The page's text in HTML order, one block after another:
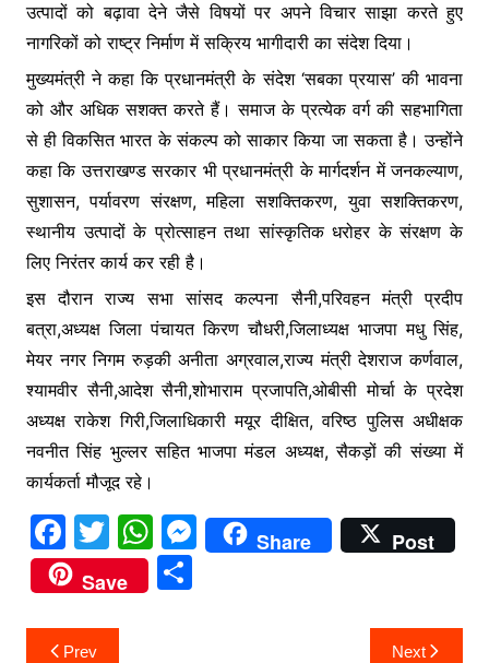
उत्पादों को बढ़ावा देने जैसे विषयों पर अपने विचार साझा करते हुए
नागरिकों को राष्ट्र निर्माण में सक्रिय भागीदारी का संदेश दिया।
मुख्यमंत्री ने कहा कि प्रधानमंत्री के संदेश ‘सबका प्रयास’ की भावना
को और अधिक सशक्त करते हैं। समाज के प्रत्येक वर्ग की सहभागिता
से ही विकसित भारत के संकल्प को साकार किया जा सकता है। उन्होंने
कहा कि उत्तराखण्ड सरकार भी प्रधानमंत्री के मार्गदर्शन में जनकल्याण,
सुशासन, पर्यावरण संरक्षण, महिला सशक्तिकरण, युवा सशक्तिकरण,
स्थानीय उत्पादों के प्रोत्साहन तथा सांस्कृतिक धरोहर के संरक्षण के
लिए निरंतर कार्य कर रही है।
इस दौरान राज्य सभा सांसद कल्पना सैनी,परिवहन मंत्री प्रदीप
बत्रा,अध्यक्ष जिला पंचायत किरण चौधरी,जिलाध्यक्ष भाजपा मधु सिंह,
मेयर नगर निगम रुड़की अनीता अग्रवाल,राज्य मंत्री देशराज कर्णवाल,
श्यामवीर सैनी,आदेश सैनी,शोभाराम प्रजापति,ओबीसी मोर्चा के प्रदेश
अध्यक्ष राकेश गिरी,जिलाधिकारी मयूर दीक्षित, वरिष्ठ पुलिस अधीक्षक
नवनीत सिंह भुल्लर सहित भाजपा मंडल अध्यक्ष, सैकड़ों की संख्या में
कार्यकर्ता मौजूद रहे।
F
a
c
e
T
w
itt
er
W
h
at
M
e
Share
Post
Save
S
PostPrev Next